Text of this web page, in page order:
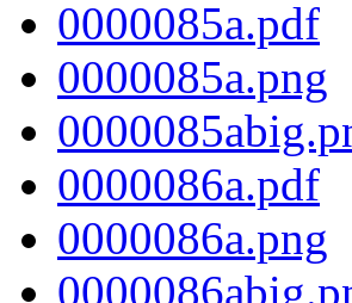
0000085a.pdf
0000085a.png
0000086a.pdf
0000086a.png